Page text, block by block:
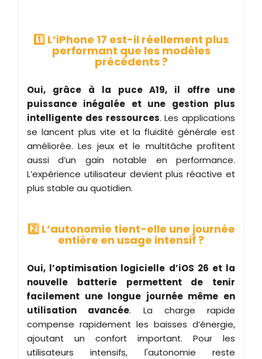
1️⃣ L’iPhone 17 est-il réellement plus
performant que les modèles
précédents ?
Oui, grâce à la puce A19, il offre une
puissance inégalée et une gestion plus
intelligente des ressources. Les applications
se lancent plus vite et la fluidité générale est
améliorée. Les jeux et le multitâche profitent
aussi d’un gain notable en performance.
L’expérience utilisateur devient plus réactive et
plus stable au quotidien.
2️⃣ L’autonomie tient-elle une journée
entière en usage intensif ?
Oui, l’optimisation logicielle d’iOS 26 et la
nouvelle batterie permettent de tenir
facilement une longue journée même en
utilisation avancée. La charge rapide
compense rapidement les baisses d’énergie,
ajoutant un confort important. Pour les
utilisateurs intensifs, l'autonomie reste